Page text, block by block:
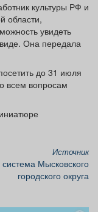
культуры РФ и
области,
увидеть
Она передала
до 31 июля
всем вопросам
Источник
Мысковского
городского округа